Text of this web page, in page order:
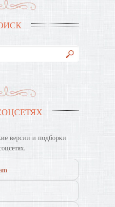
версии и подборки